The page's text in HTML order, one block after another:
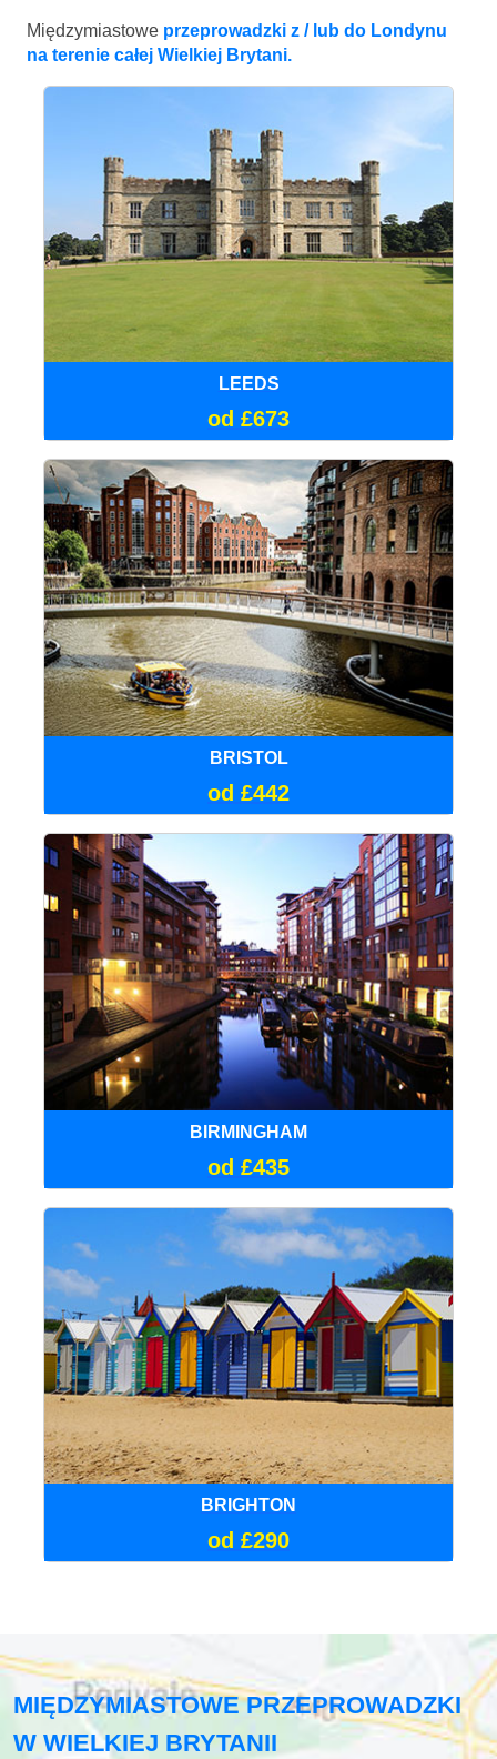
Międzymiastowe przeprowadzki z / lub do Londynu
na terenie całej Wielkiej Brytani.
LEEDS
od £673
BRISTOL
od £442
BIRMINGHAM
od £435
BRIGHTON
od £290
MIĘDZYMIASTOWE PRZEPROWADZKI
W WIELKIEJ BRYTANII